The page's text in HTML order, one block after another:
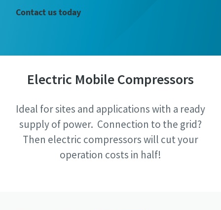
Contact us today
Electric Mobile Compressors
Ideal for sites and applications with a ready
supply of power. Connection to the grid?
Then electric compressors will cut your
operation costs in half!